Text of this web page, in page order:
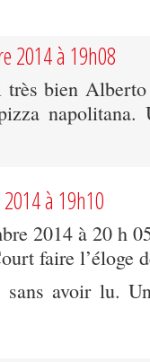
2014 à 19h08
très bien
napolitana.
à 19h10
2014 à 20 h
faire l’éloge
avoir lu.